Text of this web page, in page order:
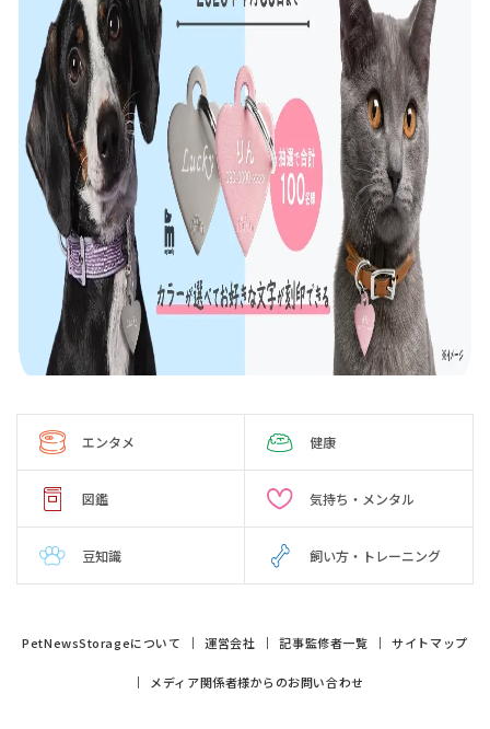
エンタメ 健康
図鑑 気持ち・メンタル
豆知識 飼い方・トレーニング
PetNewsStorageについて 運営会社 記事監修者一覧 サイトマップ
メディア関係者様からのお問い合わせ